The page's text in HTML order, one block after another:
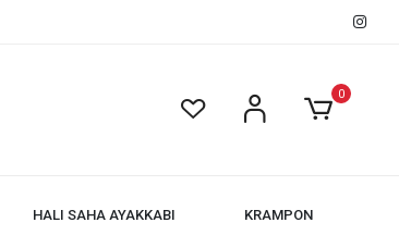
0
HALI SAHA AYAKKABI KRAMPON